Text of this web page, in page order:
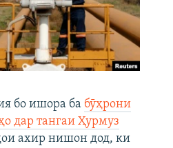
бо ишора ба бӯҳрони
дар тангаи Ҳурмуз
ахир нишон дод, ки